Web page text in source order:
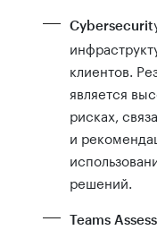
Cybersecurit
клиентов.
является
рисках,
и
решений.
Teams